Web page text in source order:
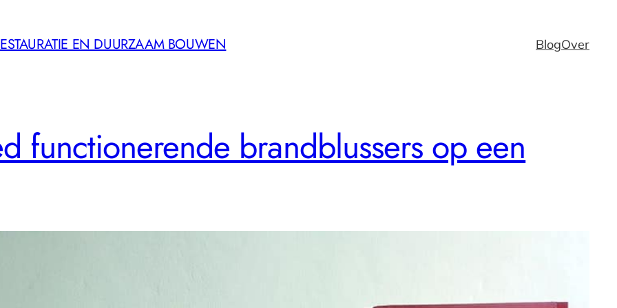
EN DUURZAAM BOUWEN BlogOver
functionerende brandblussers op een